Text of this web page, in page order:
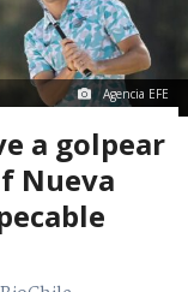
Agencia EFE
a golpear
Nueva